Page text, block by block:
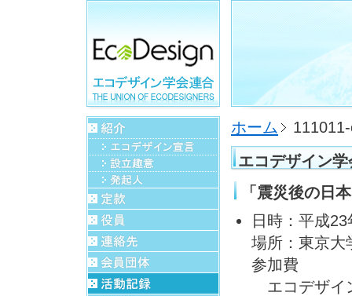
ホーム
エコデザイン
「震災後の日
日時：平成
場所：東京
参加費
エコデザイ